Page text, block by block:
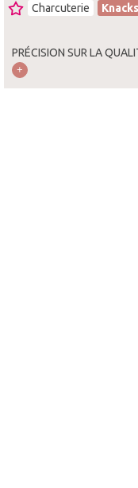
Charcuterie
PRÉCISION SUR LA